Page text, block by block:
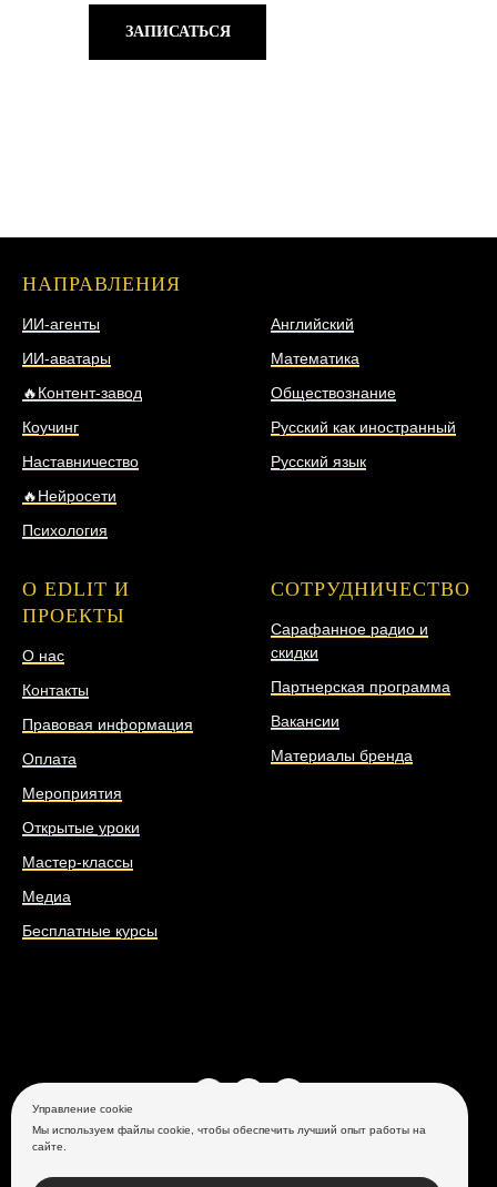
ЗАПИСАТЬСЯ
НАПРАВЛЕНИЯ
ИИ-агенты
ИИ-аватары
🔥Контент-завод
Коучинг
Наставничество
🔥Нейросети
Психология
Английский
Математика
Обществознание
Русский как иностранный
Русский язык
О EDLIT И
ПРОЕКТЫ
О нас
Контакты
Правовая информация
Оплата
Мероприятия
Открытые уроки
Мастер-классы
Медиа
Бесплатные курсы
СОТРУДНИЧЕСТВО
Сарафанное радио и
скидки
Партнерская программа
Вакансии
Материалы бренда
Управление cookie
Мы используем файлы cookie, чтобы обеспечить лучший опыт работы на
сайте.